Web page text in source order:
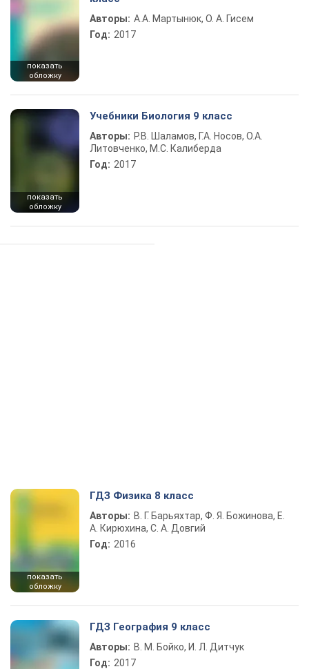
показать
обложку
Авторы: А.А. Мартынюк, О. А. Гисем
Год: 2017
показать
обложку
Учебники Биология 9 класс
Авторы: Р.В. Шаламов, Г.А. Носов, О.А.
Литовченко, М.С. Калиберда
Год: 2017
показать
обложку
ГДЗ Физика 8 класс
Авторы: В. Г. Барьяхтар, Ф. Я. Божинова, Е.
А. Кирюхина, С. А. Довгий
Год: 2016
ГДЗ География 9 класс
Авторы: В. М. Бойко, И. Л. Дитчук
Год: 2017